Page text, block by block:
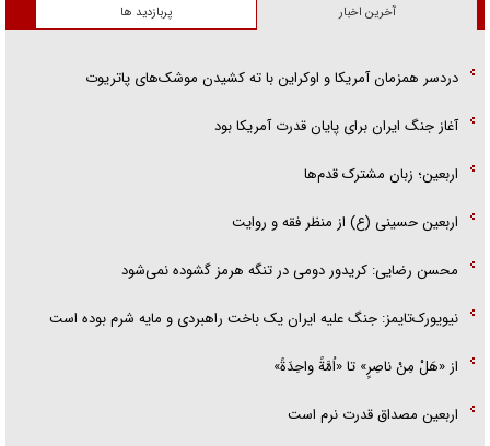
آخرین اخبار پربازدید ها
دردسر همزمان آمریکا و اوکراین با ته کشیدن موشک‌های پاتریوت
آغاز جنگ ایران برای پایان قدرت آمریکا بود
اربعین؛ زبان مشترک قدم‌ها
اربعین حسینی (ع) از منظر فقه و روایت
محسن رضایی: کریدور دومی در تنگه هرمز گشوده نمی‌شود
نیویورک‌تایمز: جنگ علیه ایران یک باخت راهبردی و مایه شرم بوده است
از «هَلْ مِنْ ناصِرٍ» تا «اُمَّةً واحِدَةً»
اربعین مصداق قدرت نرم است